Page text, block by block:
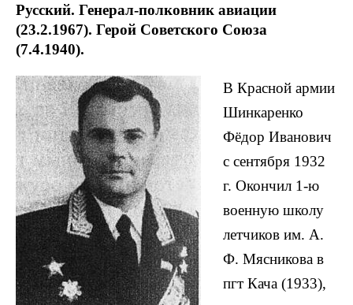
Русский. Генерал-полковник авиации
(23.2.1967). Герой Советского Союза
(7.4.1940).
В Красной армии
Шинкаренко
Фёдор Иванович
с сентября 1932
г. Окончил 1-ю
военную школу
летчиков им. А.
Ф. Мясникова в
пгт Кача (1933),